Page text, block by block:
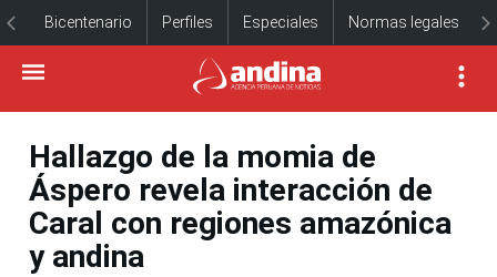
Bicentenario Perfiles Especiales Normas legales
Hallazgo de la momia de
Áspero revela interacción de
Caral con regiones amazónica
y andina